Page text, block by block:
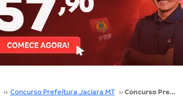
›› Concurso Prefeitura Jaciara MT ›› Concurso Prefeitura Jaciara: MT inscrições abertas! Veja!